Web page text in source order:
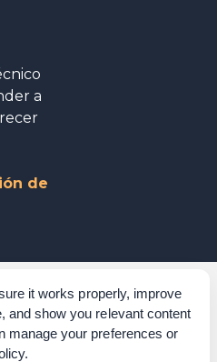
it works properly, improve
and show you relevant content
manage your preferences or
.
a
de